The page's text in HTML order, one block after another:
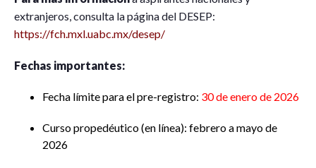
extranjeros, consulta la página del DESEP:
https://fch.mxl.uabc.mx/desep/
Fechas importantes:
Fecha límite para el pre-registro: 30 de enero de 2026
Curso propedéutico (en línea): febrero a mayo de
2026